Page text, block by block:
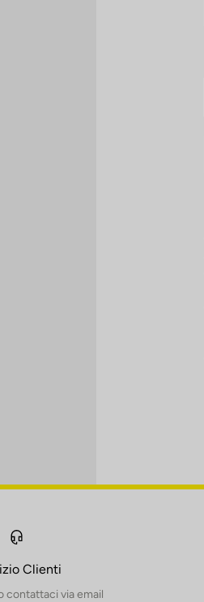
Clienti
contattaci via email